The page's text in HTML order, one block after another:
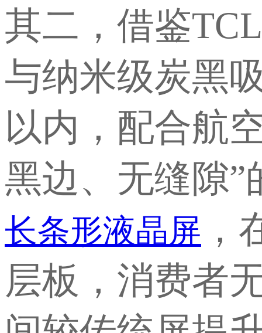
其二，借鉴
与纳米级炭黑
以内，配合航
黑边、无缝隙
长条形液晶屏
层板，消费者